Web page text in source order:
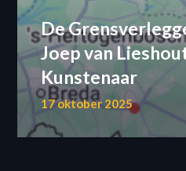
De
Joep van
Kunstenaar
17 oktober 2025